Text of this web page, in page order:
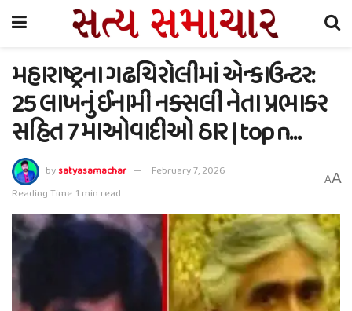
મહારાષ્ટ્રના ગઢચિરોલીમાં એન્કાઉન્ટર:
25 લાખનું ઈનામી નક્સલી નેતા પ્રભાકર
સહિત 7 માઓવાદીઓ ઠાર | top n…
bysatyasamachar
February 7, 2026
Reading Time: 1 min read
AA